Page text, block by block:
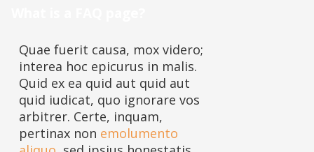
Quae fuerit causa, mox videro;
interea hoc epicurus in malis.
Quid ex ea quid aut quid aut
quid iudicat, quo ignorare vos
arbitrer. Certe, inquam,
pertinax non emolumento